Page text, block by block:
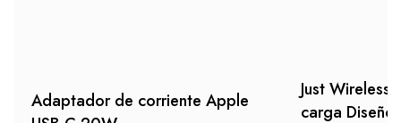
Adaptador de corriente Apple
Just Wireless
carga